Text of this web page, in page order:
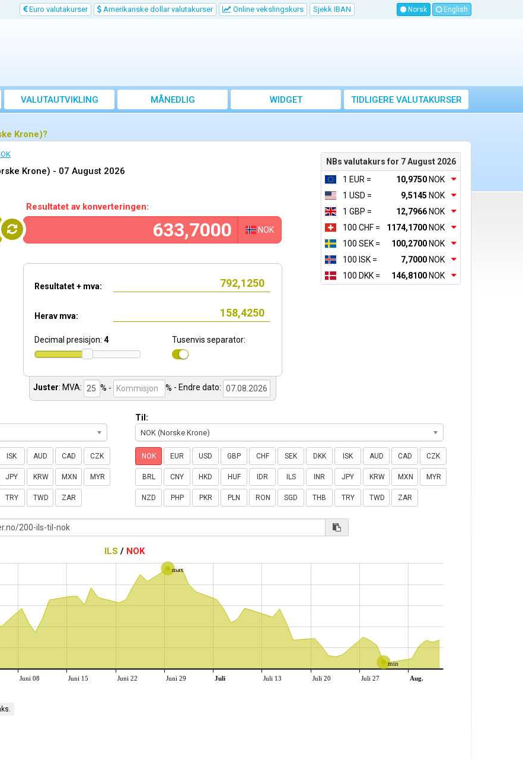
Euro valutakurser Amerikanske dollar valutakurser Online vekslingskurs Sjekk IBAN Norsk English
VALUTAUTVIKLING
MÅNEDLIG
GJENNOMSNITTSKURS
WIDGET TIDLIGERE VALUTAKURSER
Krone)?
NBs valutakurs for 7 August 2026
1 EUR =
10,9750 NOK
1 USD =
9,5145 NOK
1 GBP =
12,7966 NOK
100 CHF =
1174,1700 NOK
100 SEK =
100,2700 NOK
100 ISK =
7,7000 NOK
100 DKK =
146,8100 NOK
Krone) - 07 August 2026
Resultatet av konverteringen:
NOK
Resultatet + mva:
Herav mva:
Decimal presisjon: 4 Tusenvis separator:
Juster: MVA: % - % - Endre dato:
ISK AUD CAD CZK
JPY KRW MXN MYR
TRY TWD ZAR
Til:
NOK (Norske Krone)
NOK EUR USD GBP CHF SEK DKK ISK AUD CAD CZK
BRL CNY HKD HUF IDR ILS INR JPY KRW MXN MYR
NZD PHP PKR PLN RON SGD THB TRY TWD ZAR
ILS / NOK
max
min
Juni 08 Juni 15 Juni 22 Juni 29 Juli Juli 13 Juli 20 Juli 27 Aug.